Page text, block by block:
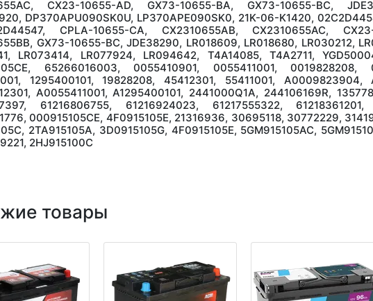
CX23-10655-AD, GX73-10655-BA, GX73-10655-BC,
DP370APU090SK0U, LP370APE090SK0, 21K-06-K1420,
CPLA-10655-CA, CX2310655AB, CX2310655AC,
GX73-10655-BC, JDE38290, LR018609, LR018680, LR030212,
LR073414, LR077924, LR094642, T4A14085, T4A2711,
65266016003, 0055410901, 0055411001, 0019828208,
1295400101, 19828208, 45412301, 55411001, A0009823904,
A0055411001, A1295400101, 2441000Q1A, 244106169R,
61216806755, 61216924023, 61217555322, 61218361201,
000915105CE, 4F0915105E, 21316936, 30695118, 30772229,
2TA915105A, 3D0915105G, 4F0915105E, 5GM915105AC,
2HJ915100C
товары